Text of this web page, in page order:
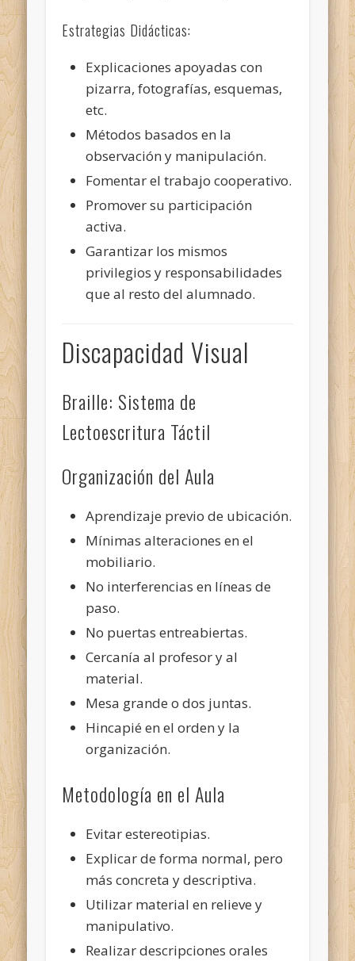
Estrategias Didácticas:
Explicaciones apoyadas con
pizarra, fotografías, esquemas,
etc.
Métodos basados en la
observación y manipulación.
Fomentar el trabajo cooperativo.
Promover su participación
activa.
Garantizar los mismos
privilegios y responsabilidades
que al resto del alumnado.
Discapacidad Visual
Braille: Sistema de
Lectoescritura Táctil
Organización del Aula
Aprendizaje previo de ubicación.
Mínimas alteraciones en el
mobiliario.
No interferencias en líneas de
paso.
No puertas entreabiertas.
Cercanía al profesor y al
material.
Mesa grande o dos juntas.
Hincapié en el orden y la
organización.
Metodología en el Aula
Evitar estereotipias.
Explicar de forma normal, pero
más concreta y descriptiva.
Utilizar material en relieve y
manipulativo.
Realizar descripciones orales